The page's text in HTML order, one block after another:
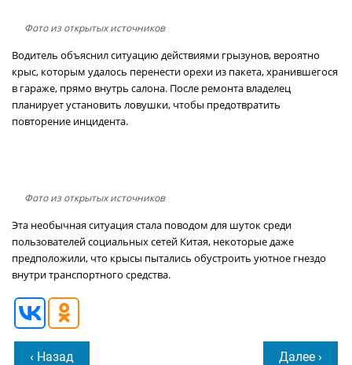
Фото из открытых источников
Водитель объяснил ситуацию действиями грызунов, вероятно
крыс, которым удалось перенести орехи из пакета, хранившегося
в гараже, прямо внутрь салона. После ремонта владелец
планирует установить ловушки, чтобы предотвратить
повторение инцидента.
Фото из открытых источников
Эта необычная ситуация стала поводом для шуток среди
пользователей социальных сетей Китая, некоторые даже
предположили, что крысы пытались обустроить уютное гнездо
внутри транспортного средства.
‹ Назад Далее ›